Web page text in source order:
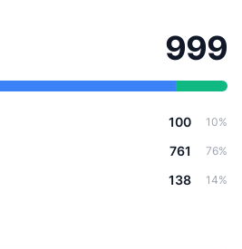
999
100 10%
761 76%
138 14%